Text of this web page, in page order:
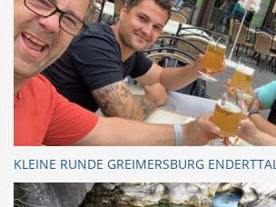
KLEINE RUNDE GREIMERSBURG ENDERTTAL